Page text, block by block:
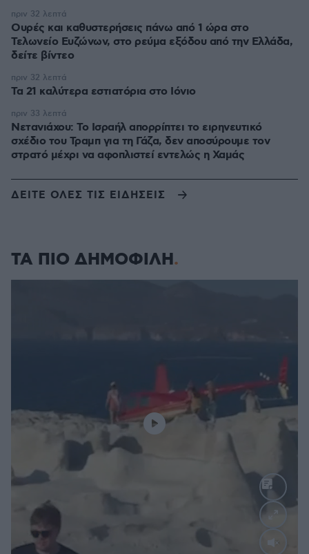
Ουρές και καθυστερήσεις πάνω από 1 ώρα στο
Τελωνείο Ευζώνων, στο ρεύμα εξόδου από την Ελλάδα,
δείτε βίντεο
πριν 32 λεπτά
Τα 21 καλύτερα εστιατόρια στο Ιόνιο
πριν 32 λεπτά
Νετανιάχου: Το Ισραήλ απορρίπτει το ειρηνευτικό
σχέδιο του Τραμπ για τη Γάζα, δεν αποσύρουμε τον
στρατό μέχρι να αφοπλιστεί εντελώς η Χαμάς
πριν 33 λεπτά
ΔΕΙΤΕ ΟΛΕΣ ΤΙΣ ΕΙΔΗΣΕΙΣ
ΤΑ ΠΙΟ ΔΗΜΟΦΙΛΗ